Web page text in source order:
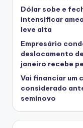
Dólar sobe e
intensificar
leve alta
Empresário
deslocamento
janeiro recebe
Vai financiar um
considerado
seminovo